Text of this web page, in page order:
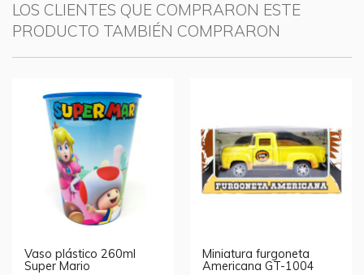
LOS CLIENTES QUE COMPRARON ESTE
PRODUCTO TAMBIÉN COMPRARON
Vaso plástico 260ml
Super Mario
Miniatura furgoneta
Americana GT-1004